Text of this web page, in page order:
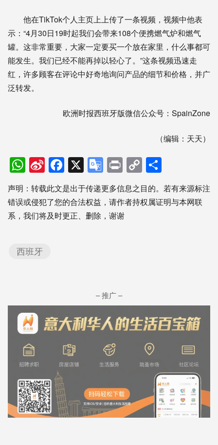
他在TikTok个人主页上上传了一条视频，视频中他表
示：“4月30日19时起我们会带来108个便携燃气炉和燃气
罐。这非常重要，大家一定要买一个放在家里，什么事都可
能发生。我们已经不能再掉以轻心了。”这条视频迅速走
红，许多顾客在评论中好奇地询问产品的细节和价格，并广
泛转发。
欧洲时报西班牙版微信公众号：SpainZone
（编辑：天天）
WhatsApp
Sina
Weibo
Facebook
X Google
Translate
PrintCopy
Link享
声明：转载此文是出于传递更多信息之目的。若有来源标注
错误或侵犯了您的合法权益，请作者持权属证明与本网联
系，我们将及时更正、删除，谢谢
西班牙
– 推广 –